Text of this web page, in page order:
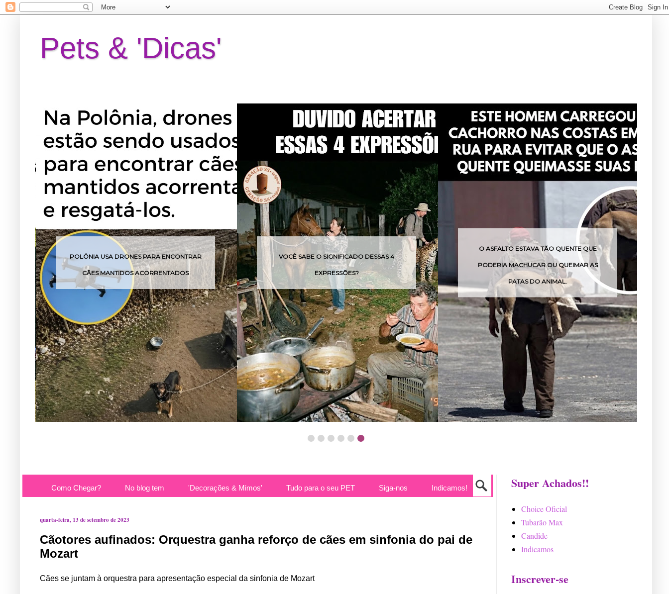
Pets & 'Dicas'
POLÔNIA USA DRONES PARA ENCONTRAR
CÃES MANTIDOS ACORRENTADOS
VOCÊ SABE O SIGNIFICADO DESSAS 4
EXPRESSÕES?
O ASFALTO ESTAVA TÃO QUENTE QUE
PODERIA MACHUCAR OU QUEIMAR AS
PATAS DO ANIMAL.
O VENENO
Como Chegar? No blog tem 'Decorações & Mimos' Tudo para o seu PET Siga-nos Indicamos!
quarta-feira, 13 de setembro de 2023
Cãotores aufinados: Orquestra ganha reforço de cães em sinfonia do pai de
Mozart
Cães se juntam à orquestra para apresentação especial da sinfonia de Mozart
Super Achados!!
Choice Oficial
Tubarão Max
Candide
Indicamos
Inscrever-se